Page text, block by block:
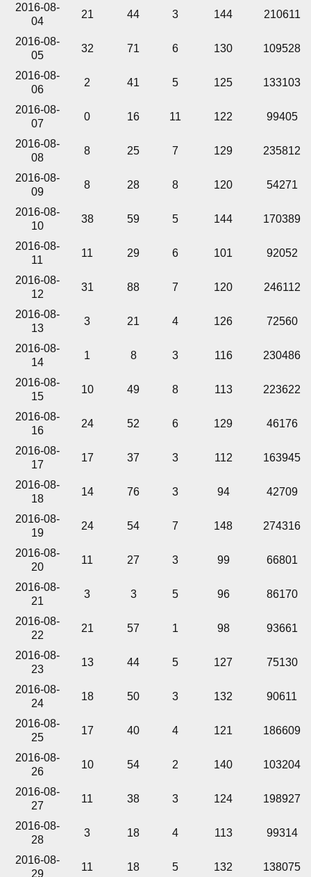
2016-08-
04
21 44 3 144 210611
2016-08-
05
32 71 6 130 109528
2016-08-
06
2 41 5 125 133103
2016-08-
07
0 16 11 122 99405
2016-08-
08
8 25 7 129 235812
2016-08-
09
8 28 8 120 54271
2016-08-
10
38 59 5 144 170389
2016-08-
11
11 29 6 101 92052
2016-08-
12
31 88 7 120 246112
2016-08-
13
3 21 4 126 72560
2016-08-
14
1 8 3 116 230486
2016-08-
15
10 49 8 113 223622
2016-08-
16
24 52 6 129 46176
2016-08-
17
17 37 3 112 163945
2016-08-
18
14 76 3 94 42709
2016-08-
19
24 54 7 148 274316
2016-08-
20
11 27 3 99 66801
2016-08-
21
3 3 5 96 86170
2016-08-
22
21 57 1 98 93661
2016-08-
23
13 44 5 127 75130
2016-08-
24
18 50 3 132 90611
2016-08-
25
17 40 4 121 186609
2016-08-
26
10 54 2 140 103204
2016-08-
27
11 38 3 124 198927
2016-08-
28
3 18 4 113 99314
2016-08-
29
11 18 5 132 138075